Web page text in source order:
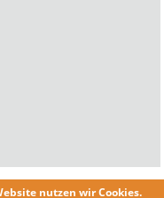
nutzen wirCookies.